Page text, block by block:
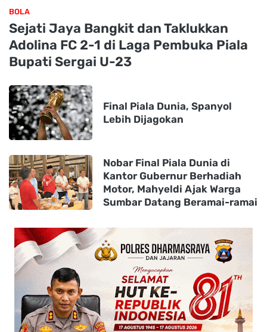
BOLA
Sejati Jaya Bangkit dan Taklukkan
Adolina FC 2-1 di Laga Pembuka Piala
Bupati Sergai U-23
Final Piala Dunia, Spanyol
Lebih Dijagokan
Nobar Final Piala Dunia di
Kantor Gubernur Berhadiah
Motor, Mahyeldi Ajak Warga
Sumbar Datang Beramai-ramai